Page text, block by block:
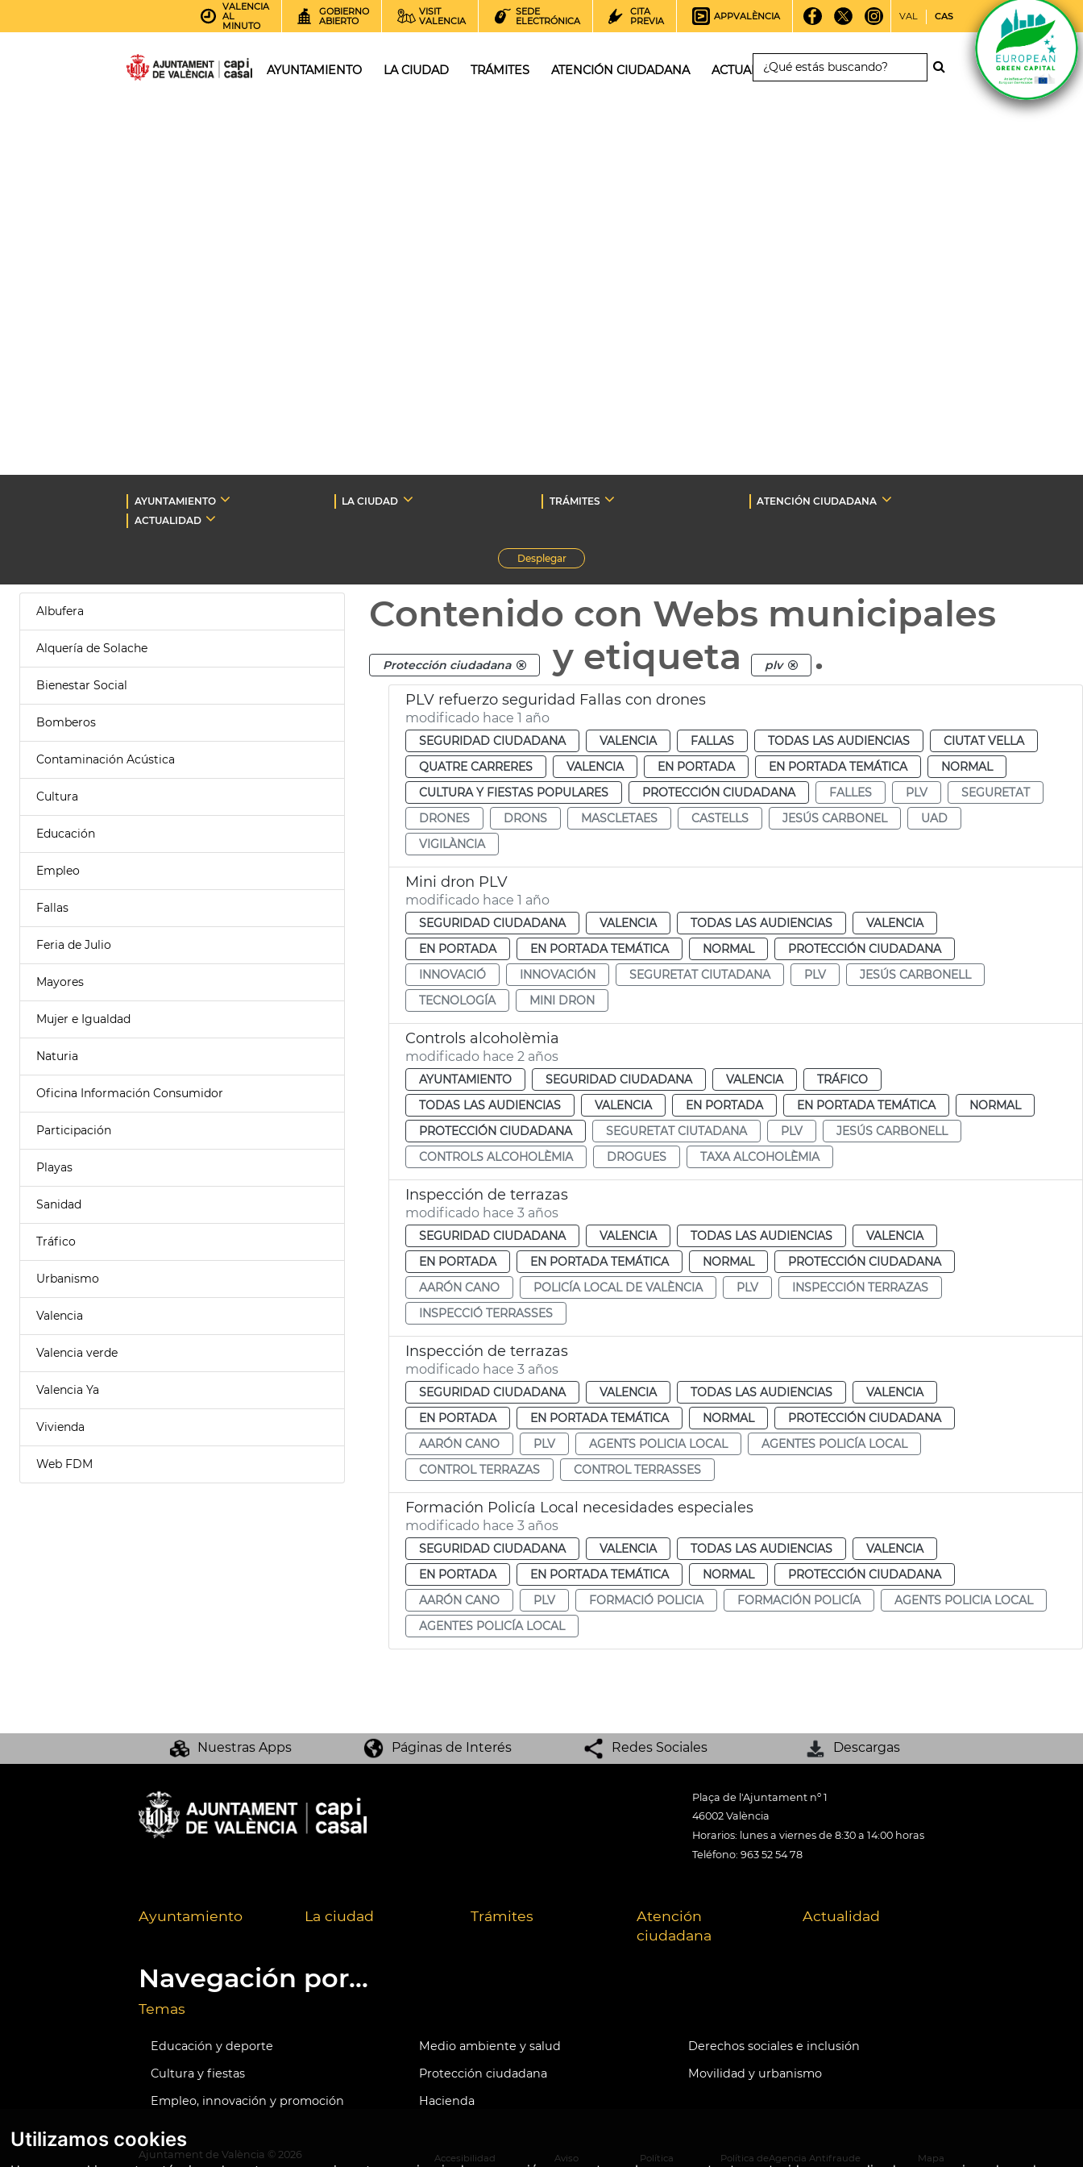
Utilizamos cookies
VALENCIA
AL
MINUTO
GOBIERNO
ABIERTO
VISIT
VALENCIA
SEDE
ELECTRÓNICA
CITA
PREVIA
APPVALÈNCIA VAL CAS
AYUNTAMIENTO LA CIUDAD TRÁMITES ATENCIÓN CIUDADANA ACTUALIDAD
AYUNTAMIENTO LA CIUDAD TRÁMITES
ATENCIÓN CIUDADANA
ACTUALIDAD
Desplegar
Albufera
Alquería de Solache
Bienestar Social
Bomberos
Contaminación Acústica
Cultura
Educación
Empleo
Fallas
Feria de Julio
Mayores
Mujer e Igualdad
Naturia
Oficina Información Consumidor
Participación
Playas
Sanidad
Tráfico
Urbanismo
Valencia
Valencia verde
Valencia Ya
Vivienda
Web FDM
Contenido con Webs municipales
Protección ciudadana y etiqueta plv .
PLV refuerzo seguridad Fallas con drones
modificado hace 1 año
SEGURIDAD CIUDADANA VALENCIA FALLAS TODAS LAS AUDIENCIAS
CIUTAT VELLA
QUATRE CARRERES
VALENCIA EN PORTADA EN PORTADA TEMÁTICA
NORMAL
CULTURA Y FIESTAS POPULARES
PROTECCIÓN CIUDADANA FALLES PLV
SEGURETAT
DRONES
DRONS MASCLETAES CASTELLS JESÚS CARBONEL
UAD
VIGILÀNCIA
Mini dron PLV
modificado hace 1 año
SEGURIDAD CIUDADANA VALENCIA TODAS LAS AUDIENCIAS
VALENCIA
EN PORTADA
EN PORTADA TEMÁTICA NORMAL
PROTECCIÓN CIUDADANA
INNOVACIÓ
INNOVACIÓN SEGURETAT CIUTADANA PLV
JESÚS CARBONELL
TECNOLOGÍA
MINI DRON
Controls alcoholèmia
modificado hace 2 años
AYUNTAMIENTO SEGURIDAD CIUDADANA VALENCIA
TRÁFICO
TODAS LAS AUDIENCIAS
VALENCIA EN PORTADA EN PORTADA TEMÁTICA
NORMAL
PROTECCIÓN CIUDADANA
SEGURETAT CIUTADANA PLV
JESÚS CARBONELL
CONTROLS ALCOHOLÈMIA
DROGUES TAXA ALCOHOLÈMIA
Inspección de terrazas
modificado hace 3 años
SEGURIDAD CIUDADANA VALENCIA TODAS LAS AUDIENCIAS
VALENCIA
EN PORTADA
EN PORTADA TEMÁTICA NORMAL
PROTECCIÓN CIUDADANA
AARÓN CANO
POLICÍA LOCAL DE VALÈNCIA PLV
INSPECCIÓN TERRAZAS
INSPECCIÓ TERRASSES
Inspección de terrazas
modificado hace 3 años
SEGURIDAD CIUDADANA VALENCIA TODAS LAS AUDIENCIAS
VALENCIA
EN PORTADA
EN PORTADA TEMÁTICA NORMAL
PROTECCIÓN CIUDADANA
AARÓN CANO
PLV AGENTS POLICIA LOCAL
AGENTES POLICÍA LOCAL
CONTROL TERRAZAS
CONTROL TERRASSES
Formación Policía Local necesidades especiales
modificado hace 3 años
SEGURIDAD CIUDADANA VALENCIA TODAS LAS AUDIENCIAS
VALENCIA
EN PORTADA
EN PORTADA TEMÁTICA NORMAL
PROTECCIÓN CIUDADANA
AARÓN CANO
PLV FORMACIÓ POLICIA FORMACIÓN POLICÍA
AGENTS POLICIA LOCAL
AGENTES POLICÍA LOCAL
Nuestras Apps Páginas de Interés Redes Sociales Descargas
Plaça de l'Ajuntament nº 1
46002 València
Horarios: lunes a viernes de 8:30 a 14:00 horas
Teléfono: 963 52 54 78
Ayuntamiento La ciudad Trámites
Atención
ciudadana
Actualidad
Navegación por...
Temas
Educación y deporte Medio ambiente y salud
Derechos sociales e inclusión
Cultura y fiestas
Protección ciudadana
Movilidad y urbanismo
Empleo, innovación y promoción
Hacienda
Ajuntament de València © 2026 Accesibilidad Aviso Política Política deAgencia Antifraude Mapa